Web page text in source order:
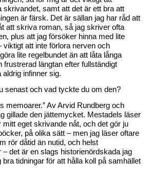
skrivandet, samt att det är ett bra att
är färsk. Det är sällan jag har råd att
att skriva roman, så jag skriver ofta
plus att jag försöker hinna med lite
viktigt att inte förlora nerven och
lite regelbundet än att låta långa
frustrerad längtan efter fullständigt
infinner sig.
senast och vad tyckte du om den?
memoarer.” Av Arvid Rundberg och
gillade den jättemycket. Mestadels läser
mitt eget skrivande nåt, och det gör ju
på olika sätt – men jag läser oftare
rör dåtid än nutid, och helst
det är en slags historienördskada jag
bra tidningar för att hålla koll på samhället